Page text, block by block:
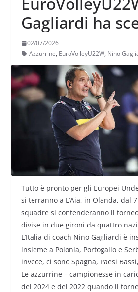
Gagliardi ha
Azzurrine che
disputeranno
continentale
02/07/2026
Azzurrine, EuroVolleyU22W, Nino
Tutto è pronto per gli Europei
si terranno a L’Aia, in Olanda, dal
squadre si contenderanno il
divise in due gironi da quattro
L’Italia di coach Nino Gagliardi è
insieme a Polonia, Portogallo e
invece, ci sono Spagna, Paesi
Le azzurrine – campionesse in
del 2024 e del 2022 quando il